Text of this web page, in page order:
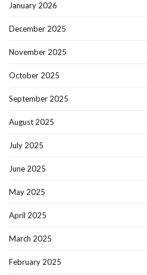
January 2026
December 2025
November 2025
October 2025
September 2025
August 2025
July 2025
June 2025
May 2025
April 2025
March 2025
February 2025